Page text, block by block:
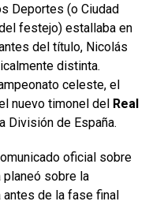
Deportes (o Ciudad
festejo) estallaba en
del título, Nicolás
distinta.
celeste, el
nuevo timonel del Real
División de España.
oficial sobre
planeó sobre la
antes de la fase final